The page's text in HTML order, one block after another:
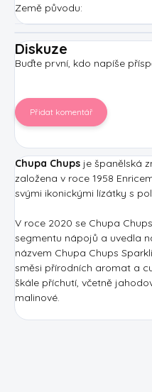
Země původu:
Diskuze
Buďte první, kdo napíše
Přidat komentář
Chupa Chups je španělská
založena v roce 1958
svými ikonickými lízátky s
V roce 2020 se Chupa
segmentu nápojů a uvedla
názvem Chupa Chups
směsi přírodních aromat a
škále příchutí, včetně
malinové.